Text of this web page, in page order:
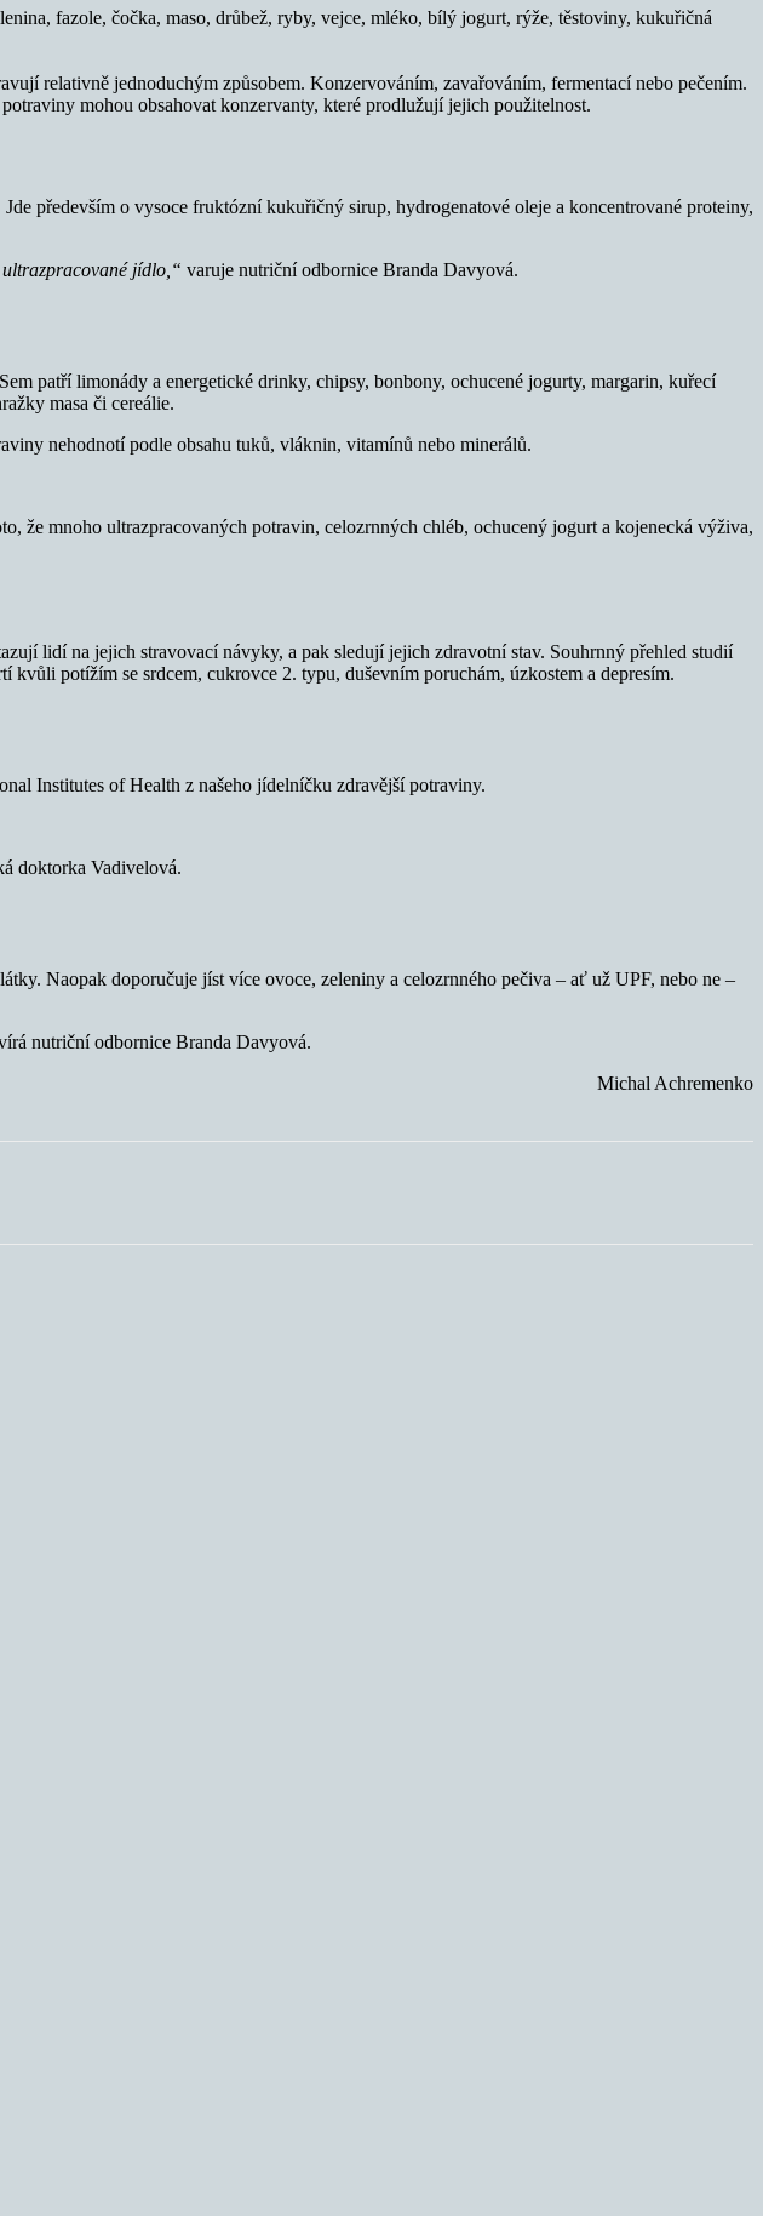
fazole, čočka, maso, drůbež, ryby, vejce, mléko, bílý jogurt, rýže, těstoviny, kukuřičná
relativně jednoduchým způsobem. Konzervováním, zavařováním, fermentací nebo pečením.
mohou obsahovat konzervanty, které prodlužují jejich použitelnost.
především o vysoce fruktózní kukuřičný sirup, hydrogenatové oleje a koncentrované proteiny,
ultrazpracované jídlo,“ varuje nutriční odbornice Branda Davyová.
patří limonády a energetické drinky, chipsy, bonbony, ochucené jogurty, margarin, kuřecí
masa či cereálie.
nehodnotí podle obsahu tuků, vláknin, vitamínů nebo minerálů.
mnoho ultrazpracovaných potravin, celozrnných chléb, ochucený jogurt a kojenecká výživa,
lidí na jejich stravovací návyky, a pak sledují jejich zdravotní stav. Souhrnný přehled studií
potížím se srdcem, cukrovce 2. typu, duševním poruchám, úzkostem a depresím.
Institutes of Health z našeho jídelníčku zdravější potraviny.
doktorka Vadivelová.
Naopak doporučuje jíst více ovoce, zeleniny a celozrnného pečiva – ať už UPF, nebo ne –
nutriční odbornice Branda Davyová.
Michal Achremenko